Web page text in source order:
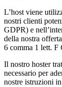
L’host viene
nostri clienti
GDPR) e
della nostra
6 comma 1 lett. F
Il nostro hoster
necessario per
nostre istruzioni